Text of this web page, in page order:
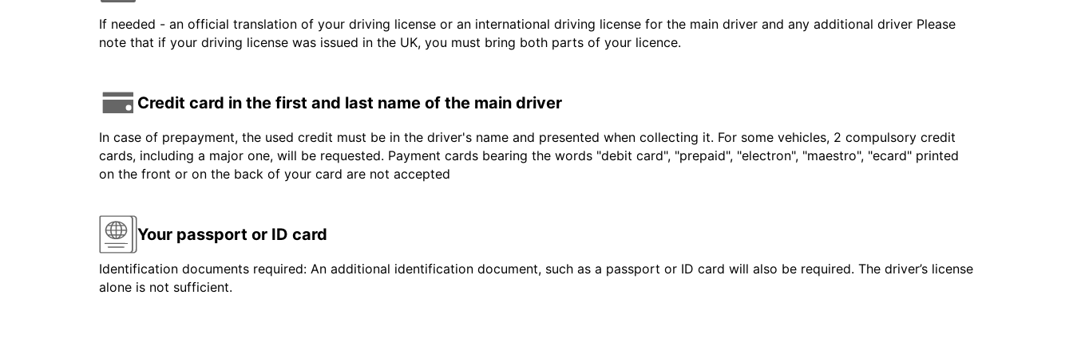
If needed - an official translation of your driving license or an international driving license for the main driver and any additional driver Please
note that if your driving license was issued in the UK, you must bring both parts of your licence.
Credit card in the first and last name of the main driver
In case of prepayment, the used credit must be in the driver's name and presented when collecting it. For some vehicles, 2 compulsory credit
cards, including a major one, will be requested. Payment cards bearing the words "debit card", "prepaid", "electron", "maestro", "ecard" printed
on the front or on the back of your card are not accepted
Your passport or ID card
Identification documents required: An additional identification document, such as a passport or ID card will also be required. The driver’s license
alone is not sufficient.